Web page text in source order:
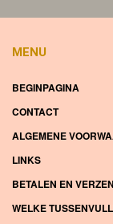
MENU
BEGINPAGINA
CONTACT
ALGEMENE
LINKS
BETALEN EN
WELKE